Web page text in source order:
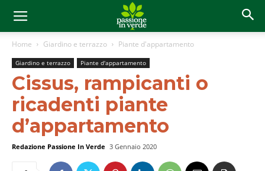
Home Giardino e terrazzo Piante d'appartamento
Giardino e terrazzo Piante d'appartamento
Cissus, rampicanti o
ricadenti piante
d’appartamento
Redazione Passione In Verde 3 Gennaio 2020